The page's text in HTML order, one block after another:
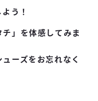
う！
」を体感してみま
ーズをお忘れなく